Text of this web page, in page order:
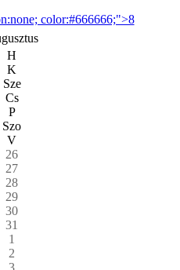
color:#666666;">8
H
K
Sze
Cs
P
Szo
V
26
27
28
29
30
31
1
2
3